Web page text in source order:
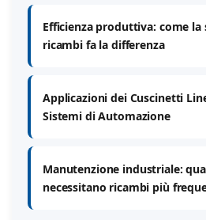
Efficienza produttiva: come la
ricambi fa la differenza
Applicazioni dei Cuscinetti
Sistemi di Automazione
Manutenzione industriale:
necessitano ricambi più